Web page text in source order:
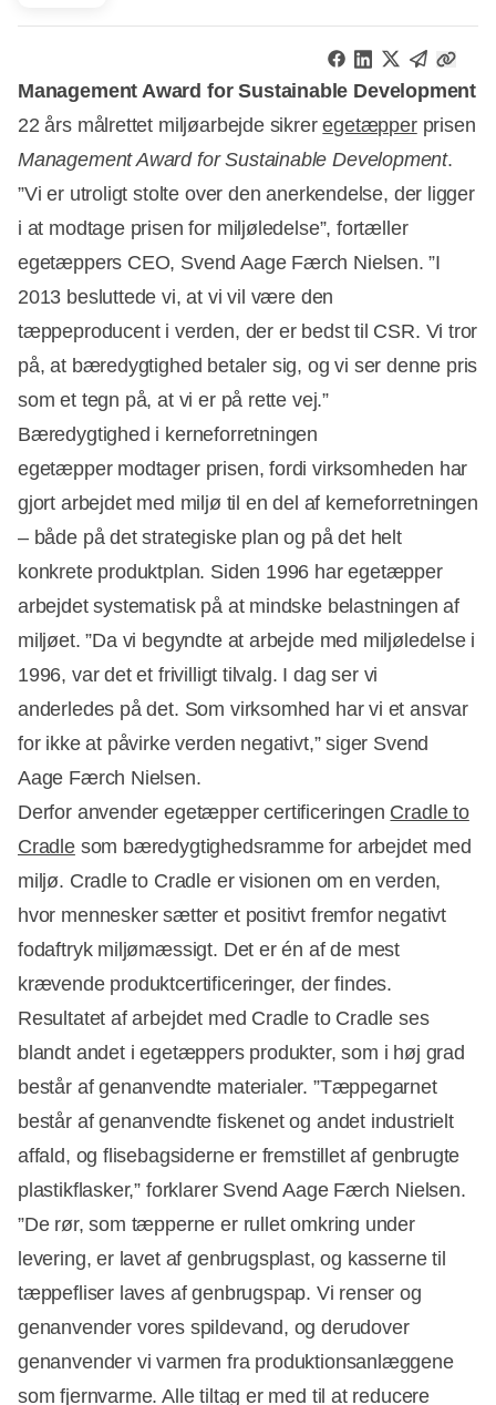
Management Award for Sustainable Development
22 års målrettet miljøarbejde sikreregetæpperprisen
Management Award for Sustainable Development.
”Vi er utroligt stolte over den anerkendelse, der ligger
i at modtage prisen for miljøledelse”, fortæller
egetæppers CEO, Svend Aage Færch Nielsen. ”I
2013 besluttede vi, at vi vil være den
tæppeproducent i verden, der er bedst til CSR. Vi tror
på, at bæredygtighed betaler sig, og vi ser denne pris
som et tegn på, at vi er på rette vej.”
Bæredygtighed i kerneforretningen
egetæpper modtager prisen, fordi virksomheden har
gjort arbejdet med miljø til en del af kerneforretningen
– både på det strategiske plan og på det helt
konkrete produktplan. Siden 1996 har egetæpper
arbejdet systematisk på at mindske belastningen af
miljøet. ”Da vi begyndte at arbejde med miljøledelse i
1996, var det et frivilligt tilvalg. I dag ser vi
anderledes på det. Som virksomhed har vi et ansvar
for ikke at påvirke verden negativt,” siger Svend
Aage Færch Nielsen.
Derfor anvender egetæpper certificeringen Cradle to
Cradlesom bæredygtighedsramme for arbejdet med
miljø. Cradle to Cradle er visionen om en verden,
hvor mennesker sætter et positivt fremfor negativt
fodaftryk miljømæssigt. Det er én af de mest
krævende produktcertificeringer, der findes.
Resultatet af arbejdet med Cradle to Cradle ses
blandt andet i egetæppers produkter, som i høj grad
består af genanvendte materialer. ”Tæppegarnet
består af genanvendte fiskenet og andet industrielt
affald, og flisebagsiderne er fremstillet af genbrugte
plastikflasker,” forklarer Svend Aage Færch Nielsen.
”De rør, som tæpperne er rullet omkring under
levering, er lavet af genbrugsplast, og kasserne til
tæppefliser laves af genbrugspap. Vi renser og
genanvender vores spildevand, og derudover
genanvender vi varmen fra produktionsanlæggene
som fjernvarme. Alle tiltag er med til at reducere